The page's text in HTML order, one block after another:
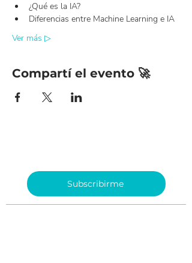
¿Qué es la IA?
Diferencias entre Machine Learning e IA
Ver más ▷
Compartí el evento 🚀
Subscribirme